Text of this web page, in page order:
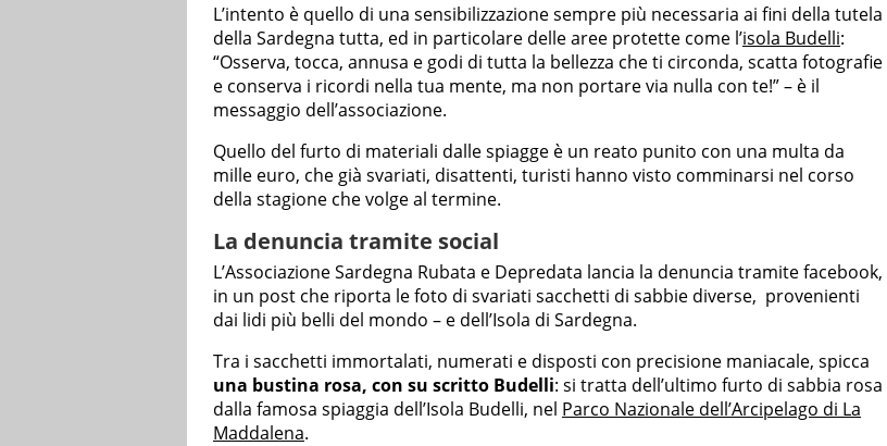
L’intento è quello di una sensibilizzazione sempre più necessaria ai fini della tutela
della Sardegna tutta, ed in particolare delle aree protette come l’isola Budelli:
“Osserva, tocca, annusa e godi di tutta la bellezza che ti circonda, scatta fotografie
e conserva i ricordi nella tua mente, ma non portare via nulla con te!” – è il
messaggio dell’associazione.
Quello del furto di materiali dalle spiagge è un reato punito con una multa da
mille euro, che già svariati, disattenti, turisti hanno visto comminarsi nel corso
della stagione che volge al termine.
La denuncia tramite social
L’Associazione Sardegna Rubata e Depredata lancia la denuncia tramite facebook,
in un post che riporta le foto di svariati sacchetti di sabbie diverse, provenienti
dai lidi più belli del mondo – e dell’Isola di Sardegna.
Tra i sacchetti immortalati, numerati e disposti con precisione maniacale, spicca
una bustina rosa, con su scritto Budelli: si tratta dell’ultimo furto di sabbia rosa
dalla famosa spiaggia dell’Isola Budelli, nel Parco Nazionale dell’Arcipelago di La
Maddalena.